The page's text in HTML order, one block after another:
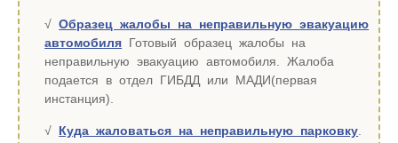
Образец жалобы на неправильную эвакуацию
автомобиля Готовый образец жалобы на
неправильную эвакуацию автомобиля. Жалоба
подается в отдел ГИБДД или МАДИ(первая
инстанция).
Куда жаловаться на неправильную парковку